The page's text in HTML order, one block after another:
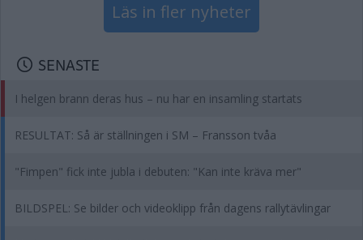
Läs in fler nyheter
SENASTE
I helgen brann deras hus – nu har en insamling startats
RESULTAT: Så är ställningen i SM – Fransson tvåa
"Fimpen" fick inte jubla i debuten: "Kan inte kräva mer"
BILDSPEL: Se bilder och videoklipp från dagens rallytävlingar